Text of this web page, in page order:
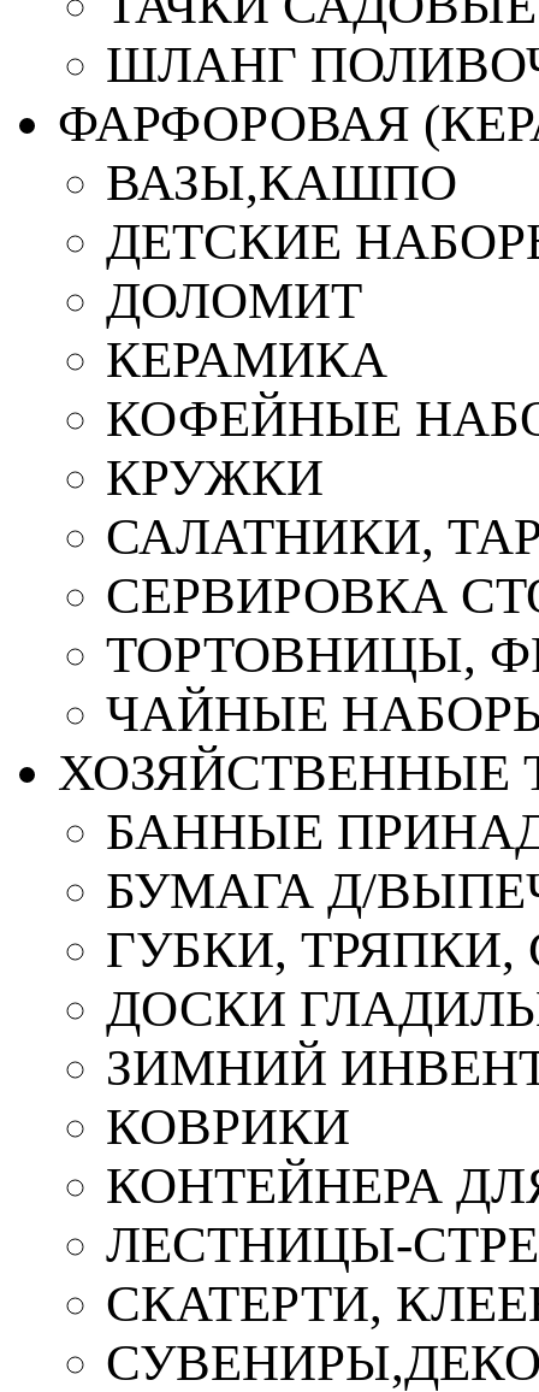
ШЛАНГ
ФАРФОРОВАЯ
ВАЗЫ,КАШПО
ДЕТСКИЕ
ДОЛОМИТ
КЕРАМИКА
КОФЕЙНЫЕ
КРУЖКИ
САЛАТНИКИ,
СЕРВИРОВКА
ТОРТОВНИЦЫ,
ЧАЙНЫЕ
ХОЗЯЙСТВЕННЫЕ
БАННЫЕ
БУМАГА Д/
ГУБКИ,
ДОСКИ
ЗИМНИЙ
КОВРИКИ
КОНТЕЙНЕРА
ЛЕСТНИЦЫ-
СКАТЕРТИ,